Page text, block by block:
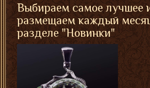
Выбираем самое лучшее
размещаем каждый
разделе "Новинки"